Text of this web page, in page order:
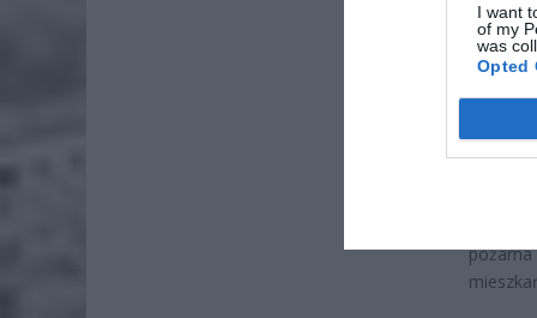
I want
of my
was
Opted